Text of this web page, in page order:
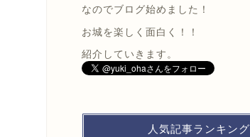
なのでブログ始めました！
お城を楽しく面白く！！
紹介していきます。
人気記事ランキング